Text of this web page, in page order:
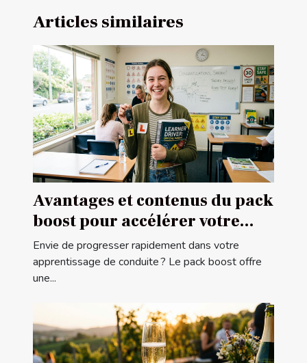
Articles similaires
Avantages et contenus du pack
boost pour accélérer votre
apprentissage de conduite
Envie de progresser rapidement dans votre
apprentissage de conduite ? Le pack boost offre
une...